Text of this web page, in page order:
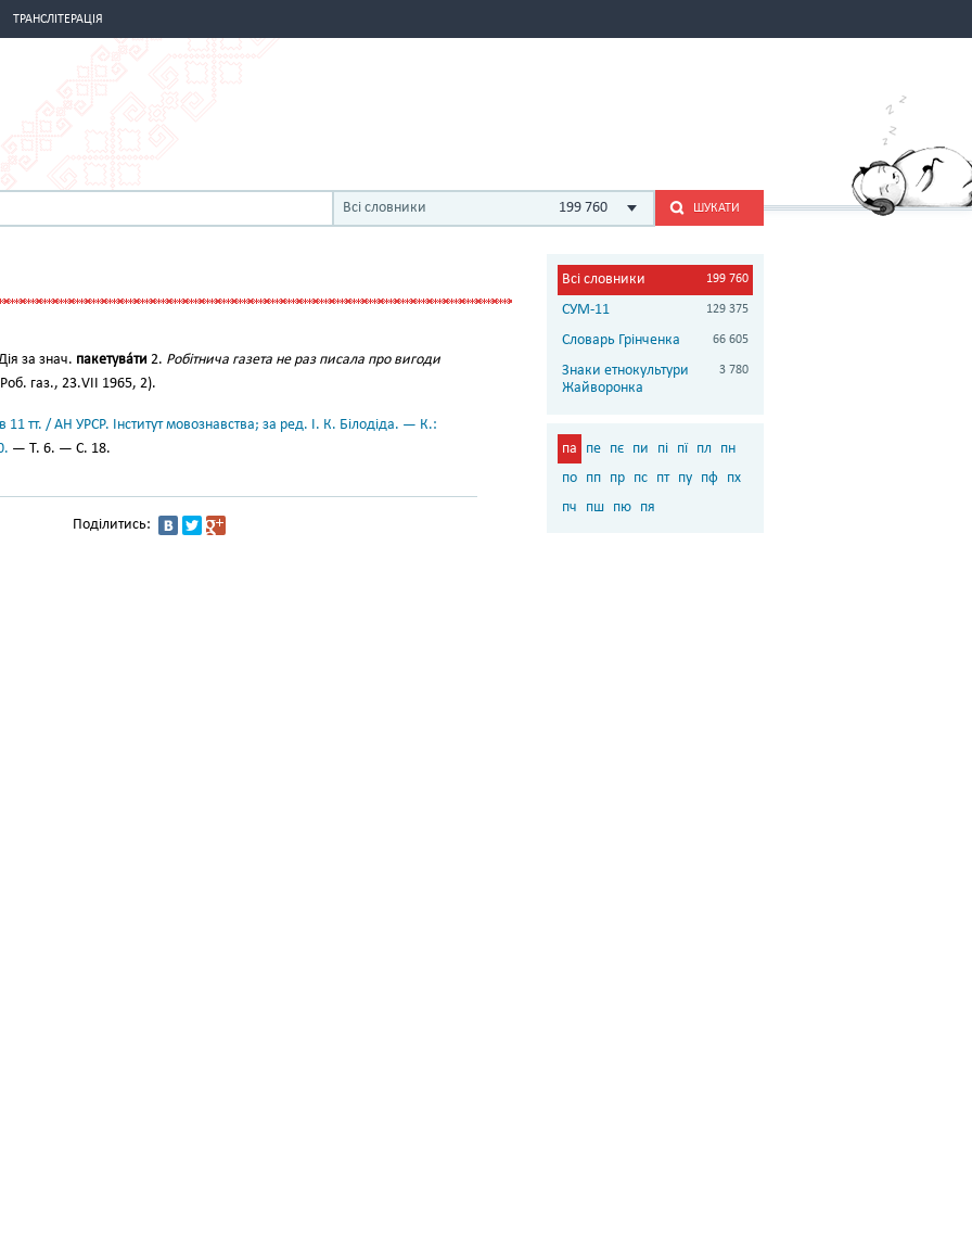
ТРАНСЛІТЕРАЦІЯ
Всі словники 199 760 ШУКАТИ
за знач. пакетува́ти 2. Робітнича газета не раз писала про вигоди
газ., 23.VІІ 1965, 2).
11 тт. / АН УРСР. Інститут мовознавства; за ред. І. К. Білодіда. — К.:
— Т. 6. — С. 18.
Поділитись:
Всі словники 199 760
СУМ-11 129 375
Словарь Грінченка 66 605
Знаки етнокультури
Жайворонка
3 780
па пе пє пи пі пї пл
пн
по пп пр пс пт пу пф пх
пч
пш пю пя